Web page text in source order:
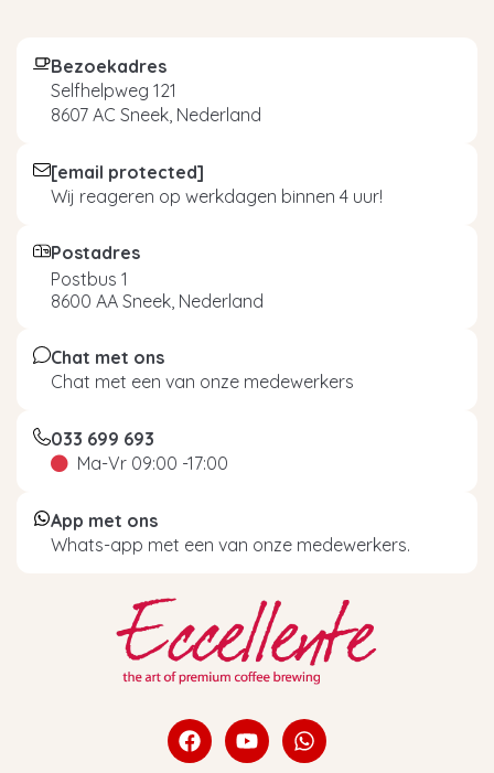
Bezoekadres
Selfhelpweg 121
8607 AC Sneek, Nederland
[email protected]
Wij reageren op werkdagen binnen 4 uur!
Postadres
Postbus 1
8600 AA Sneek, Nederland
Chat met ons
Chat met een van onze medewerkers
033 699 693
Ma-Vr 09:00 -17:00
App met ons
Whats-app met een van onze medewerkers.